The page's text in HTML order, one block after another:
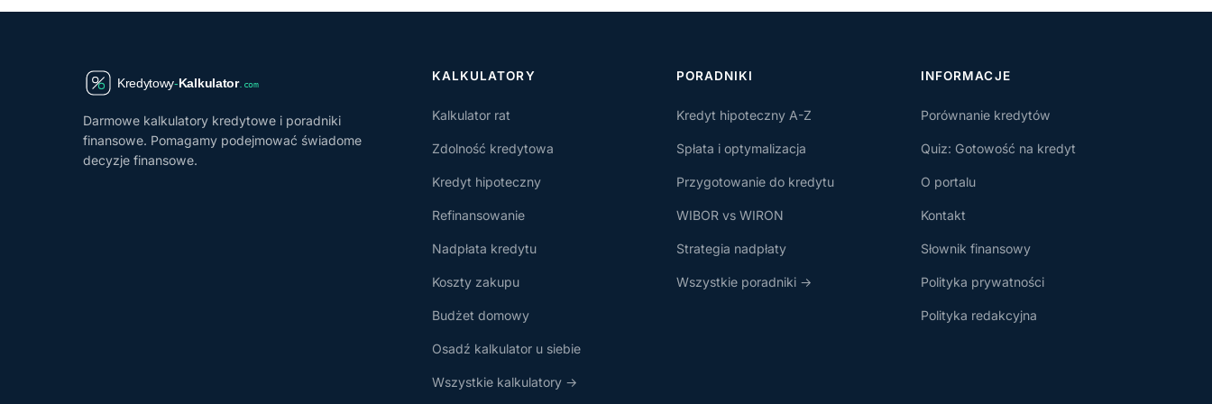
Darmowe kalkulatory kredytowe i poradniki
finansowe. Pomagamy podejmować świadome
decyzje finansowe.
KALKULATORY
Kalkulator rat
Zdolność kredytowa
Kredyt hipoteczny
Refinansowanie
Nadpłata kredytu
Koszty zakupu
Budżet domowy
Osadź kalkulator u siebie
Wszystkie kalkulatory →
PORADNIKI
Kredyt hipoteczny A-Z
Spłata i optymalizacja
Przygotowanie do kredytu
WIBOR vs WIRON
Strategia nadpłaty
Wszystkie poradniki →
INFORMACJE
Porównanie kredytów
Quiz: Gotowość na kredyt
O portalu
Kontakt
Słownik finansowy
Polityka prywatności
Polityka redakcyjna